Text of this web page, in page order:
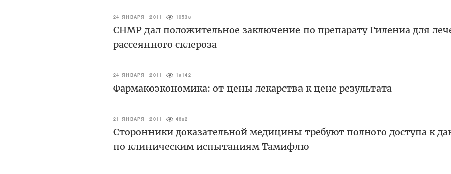
24 ЯНВАРЯ 2011 10538
CHMP дал положительное заключение по препарату Гилениа для
рассеянного склероза
24 ЯНВАРЯ 2011 19142
Фармакоэкономика: от цены лекарства к цене результата
21 ЯНВАРЯ 2011 4682
Сторонники доказательной медицины требуют полного доступа к
по клиническим испытаниям Тамифлю